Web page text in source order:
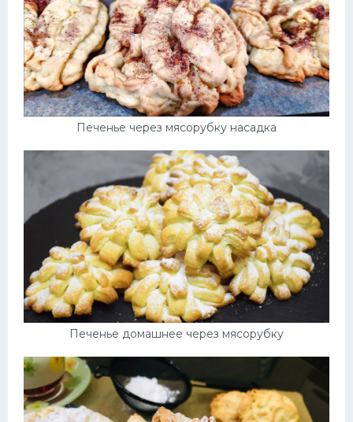
Печенье через мясорубку насадка
Печенье домашнее через мясорубку